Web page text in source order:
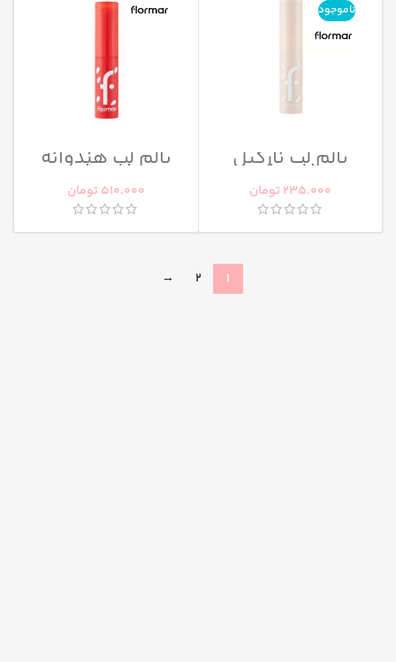
ناموجود
بالم لب نارگیل
فلورمار
235.000 تومان
بالم لب هندوانه
فلورمار
510.000 تومان
1
2
→